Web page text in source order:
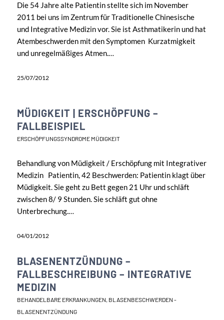
Die 54 Jahre alte Patientin stellte sich im November
2011 bei uns im Zentrum für Traditionelle Chinesische
und Integrative Medizin vor. Sie ist Asthmatikerin und hat
Atembeschwerden mit den Symptomen Kurzatmigkeit
und unregelmäßiges Atmen.…
25/07/2012
MÜDIGKEIT | ERSCHÖPFUNG –
FALLBEISPIEL
ERSCHÖPFUNGSSYNDROME MÜDIGKEIT
Behandlung von Müdigkeit / Erschöpfung mit Integrativer
Medizin Patientin, 42 Beschwerden: Patientin klagt über
Müdigkeit. Sie geht zu Bett gegen 21 Uhr und schläft
zwischen 8/ 9 Stunden. Sie schläft gut ohne
Unterbrechung.…
04/01/2012
BLASENENTZÜNDUNG –
FALLBESCHREIBUNG – INTEGRATIVE
MEDIZIN
BEHANDELBARE ERKRANKUNGEN, BLASENBESCHWERDEN -
BLASENENTZÜNDUNG